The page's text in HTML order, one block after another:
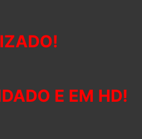
E EM HD!